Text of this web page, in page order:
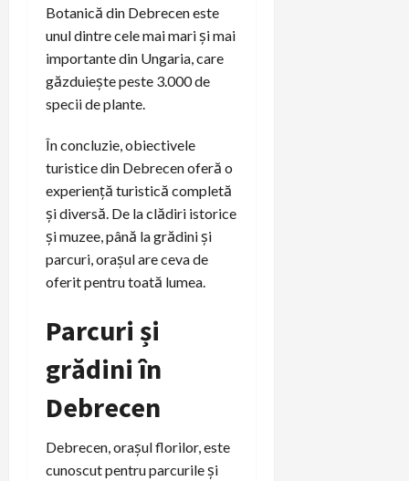
Botanică din Debrecen este
unul dintre cele mai mari și mai
importante din Ungaria, care
găzduiește peste 3.000 de
specii de plante.
În concluzie, obiectivele
turistice din Debrecen oferă o
experiență turistică completă
și diversă. De la clădiri istorice
și muzee, până la grădini și
parcuri, orașul are ceva de
oferit pentru toată lumea.
Parcuri și
grădini în
Debrecen
Debrecen, orașul florilor, este
cunoscut pentru parcurile și